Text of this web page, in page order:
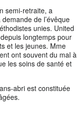
semi-retraite, a
de l’évêque
unies. United
longtemps pour
et les jeunes. Mme
ont souvent du mal à
les soins de santé et
abri est constituée